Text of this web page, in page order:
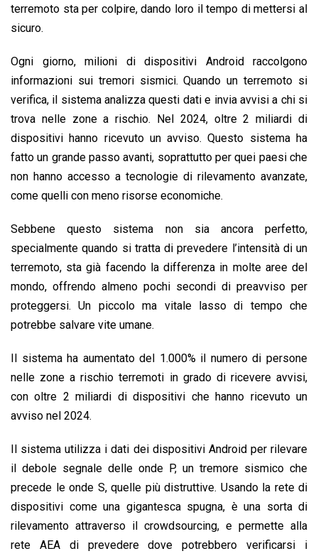
terremoto sta per colpire, dando loro il tempo di mettersi al
sicuro.
Ogni giorno, milioni di dispositivi Android raccolgono
informazioni sui tremori sismici. Quando un terremoto si
verifica, il sistema analizza questi dati e invia avvisi a chi si
trova nelle zone a rischio. Nel 2024, oltre 2 miliardi di
dispositivi hanno ricevuto un avviso. Questo sistema ha
fatto un grande passo avanti, soprattutto per quei paesi che
non hanno accesso a tecnologie di rilevamento avanzate,
come quelli con meno risorse economiche.
Sebbene questo sistema non sia ancora perfetto,
specialmente quando si tratta di prevedere l’intensità di un
terremoto, sta già facendo la differenza in molte aree del
mondo, offrendo almeno pochi secondi di preavviso per
proteggersi. Un piccolo ma vitale lasso di tempo che
potrebbe salvare vite umane.
Il sistema ha aumentato del 1.000% il numero di persone
nelle zone a rischio terremoti in grado di ricevere avvisi,
con oltre 2 miliardi di dispositivi che hanno ricevuto un
avviso nel 2024.
Il sistema utilizza i dati dei dispositivi Android per rilevare
il debole segnale delle onde P, un tremore sismico che
precede le onde S, quelle più distruttive. Usando la rete di
dispositivi come una gigantesca spugna, è una sorta di
rilevamento attraverso il crowdsourcing, e permette alla
rete AEA di prevedere dove potrebbero verificarsi i